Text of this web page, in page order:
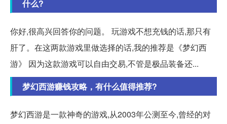
什么?
你好,很高兴回答你的问题。 玩游戏不想充钱的话,那只有
肝了。在这两款游戏里做选择的话,我的推荐是《梦幻西
游》 因为这款游戏可以自由交易,不管是极品装备还...
梦幻西游赚钱攻略，有什么值得推荐?
梦幻西游是一款神奇的游戏,从2003年公测至今,曾经的对